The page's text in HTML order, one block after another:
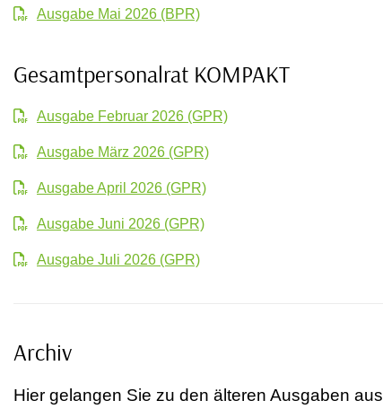
Ausgabe Mai 2026 (BPR)
Gesamtpersonalrat KOMPAKT
Ausgabe Februar 2026 (GPR)
Ausgabe März 2026 (GPR)
Ausgabe April 2026 (GPR)
Ausgabe Juni 2026 (GPR)
Ausgabe Juli 2026 (GPR)
Archiv
Hier gelangen Sie zu den älteren Ausgaben aus